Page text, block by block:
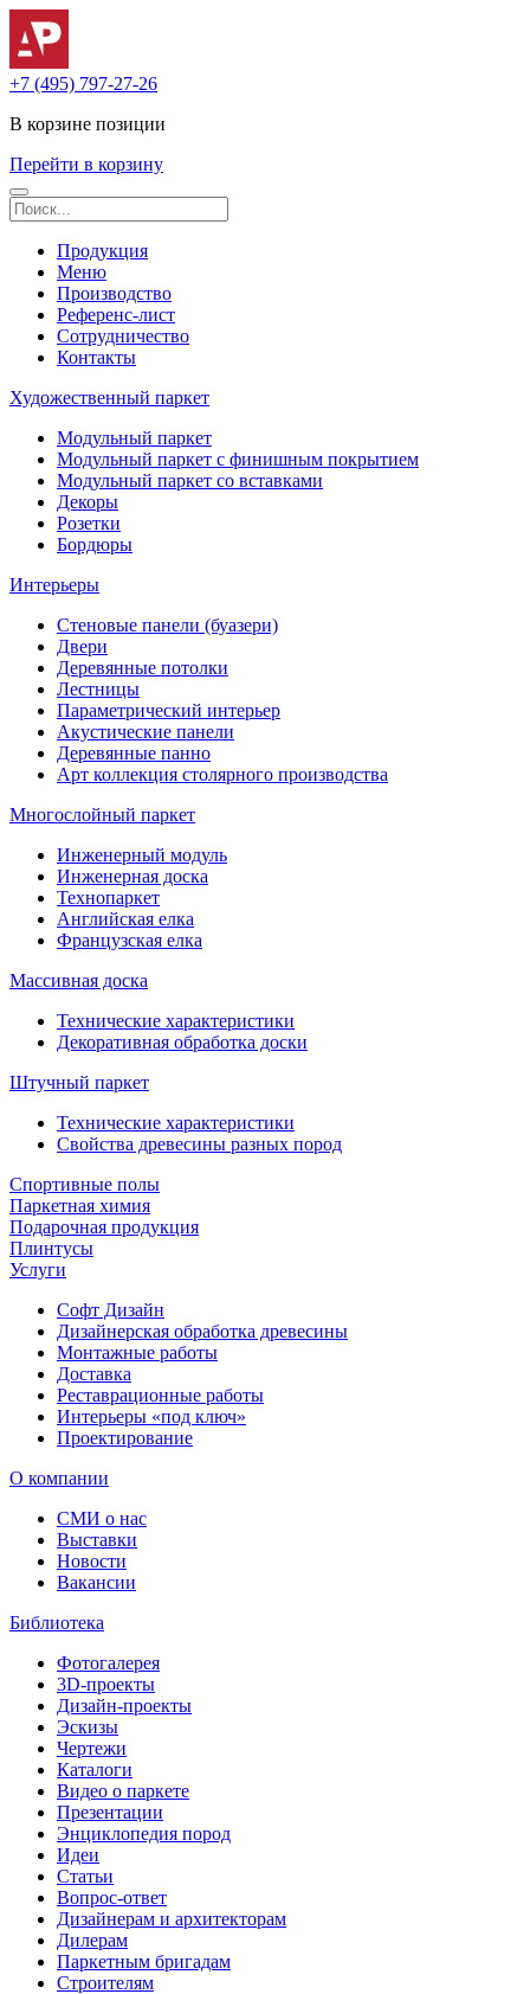
+7 (495) 797-27-26
В корзине позиции
Перейти в корзину
Продукция
Меню
Производство
Референс-лист
Сотрудничество
Контакты
Художественный паркет
Модульный паркет
Модульный паркет с финишным покрытием
Модульный паркет со вставками
Декоры
Розетки
Бордюры
Интерьеры
Стеновые панели (буазери)
Двери
Деревянные потолки
Лестницы
Параметрический интерьер
Акустические панели
Деревянные панно
Арт коллекция столярного производства
Многослойный паркет
Инженерный модуль
Инженерная доска
Технопаркет
Английская елка
Французская елка
Массивная доска
Технические характеристики
Декоративная обработка доски
Штучный паркет
Технические характеристики
Свойства древесины разных пород
Спортивные полы
Паркетная химия
Подарочная продукция
Плинтусы
Услуги
Софт Дизайн
Дизайнерская обработка древесины
Монтажные работы
Доставка
Реставрационные работы
Интерьеры «под ключ»
Проектирование
О компании
СМИ о нас
Выставки
Новости
Вакансии
Библиотека
Фотогалерея
3D-проекты
Дизайн-проекты
Эскизы
Чертежи
Каталоги
Видео о паркете
Презентации
Энциклопедия пород
Идеи
Статьи
Вопрос-ответ
Дизайнерам и архитекторам
Дилерам
Паркетным бригадам
Строителям